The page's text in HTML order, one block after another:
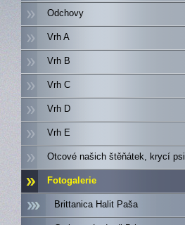
Odchovy
Vrh A
Vrh B
Vrh C
Vrh D
Vrh E
Otcové našich štěňátek, krycí psi
Fotogalerie
Brittanica Halit Paša